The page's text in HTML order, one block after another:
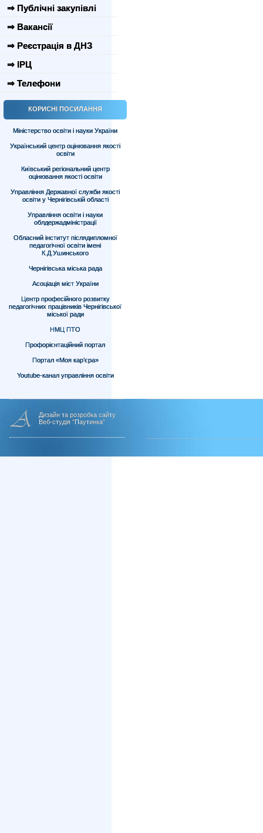
⇒ Публічні закупівлі
⇒ Вакансії
⇒ Реєстрація в ДНЗ
⇒ ІРЦ
⇒ Телефони
КОРИСНІ ПОСИЛАННЯ
Міністерство освіти і науки України
Український центр оцінювання якості
освіти
Київський регіональний центр
оцінювання якості освіти
Управління Державної служби якості
освіти у Чернігівській області
Управління освіти і науки
облдержадміністрації
Обласний інститут післядипломної
педагогічної освіти імені
К.Д.Ушинського
Чернігівська міська рада
Асоціація міст України
Центр професійного розвитку
педагогічних працівників Чернігівської
міської ради
НМЦ ПТО
Профорієнтаційний портал
Портал «Моя кар’єра»
Youtube-канал управління освіти
Дизайн та розробка сайту
Веб-студія "Паутинка"